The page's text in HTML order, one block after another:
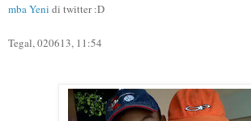
mba Yeni di twitter :D
Tegal, 020613, 11:54